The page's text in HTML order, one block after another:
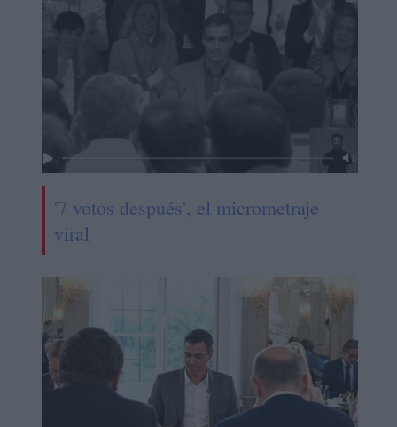
'7 votos después', el micrometraje
viral